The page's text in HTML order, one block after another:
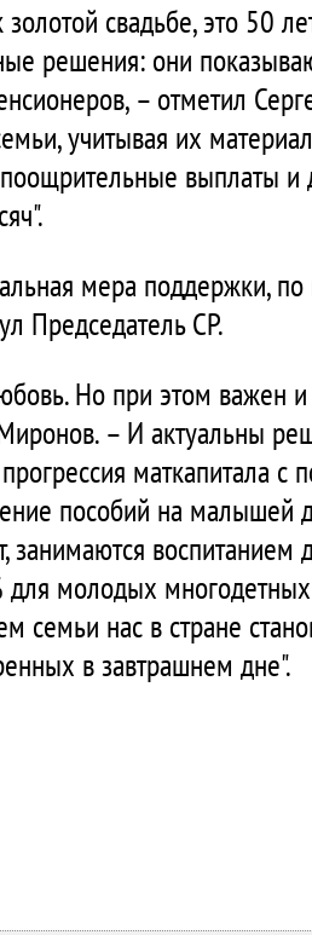
свадьбе, это 50
решения: они
– отметил
учитывая их
поощрительные выплаты
мера поддержки, по
Председатель СР.
Но при этом
– И актуальны
маткапитала
пособий на малышей
занимаются
для молодых
семьи нас в стране
в завтрашнем дне".